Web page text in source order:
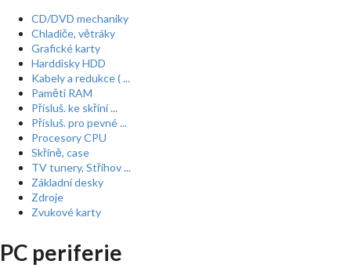
CD/DVD mechaniky
Chladiče, větráky
Grafické karty
Harddisky HDD
Kabely a redukce ( ...
Paměti RAM
Přísluš. ke skříní ...
Přísluš. pro pevné ...
Procesory CPU
Skříně, case
TV tunery, Střihov ...
Základní desky
Zdroje
Zvukové karty
PC periferie